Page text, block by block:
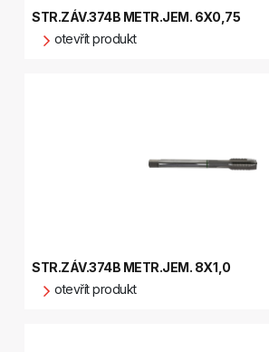
STR.ZÁV.374B METR.JEM. 6X0,75
otevřít produkt
STR.ZÁV.374B METR.JEM. 8X1,0
otevřít produkt